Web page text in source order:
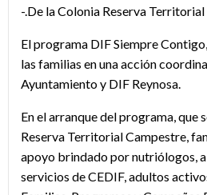
-.De la Colonia Reserva Territorial
El programa DIF Siempre
las familias en una acción
Ayuntamiento y DIF Reynosa.
En el arranque del programa, que
Reserva Territorial Campestre,
apoyo brindado por nutriólogos,
servicios de CEDIF, adultos